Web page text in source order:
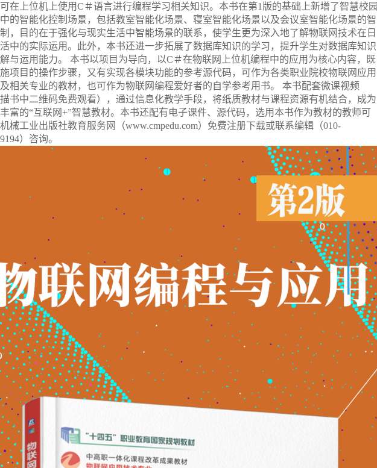
在上位机上使用C＃语言进行编程学习相关知识。本书在第1版的基础上新增了智慧校园
的智能化控制场景，包括教室智能化场景、寝室智能化场景以及会议室智能化场景的智
，目的在于强化与现实生活中智能场景的联系，使学生更为深入地了解物联网技术在日
中的实际运用。此外，本书还进一步拓展了数据库知识的学习，提升学生对数据库知识
与运用能力。 本书以项目为导向，以C＃在物联网上位机编程中的应用为核心内容，既
项目的操作步骤，又有实现各模块功能的参考源代码，可作为各类职业院校物联网应用
相关专业的教材，也可作为物联网编程爱好者的自学参考用书。 本书配套微课视频
书中二维码免费观看），通过信息化教学手段，将纸质教材与课程资源有机结合，成为
富的“互联网+”智慧教材。本书还配有电子课件、源代码，选用本书作为教材的教师可
械工业出版社教育服务网（www.cmpedu.com）免费注册下载或联系编辑（010-
）咨询。